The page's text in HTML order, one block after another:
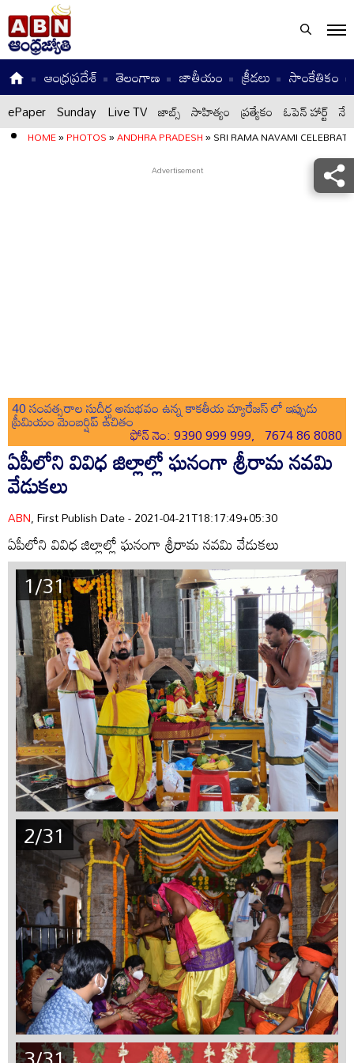
ఆంధ్రప్రదేశ్ తెలంగాణ జాతీయం క్రీడలు సాంకేతికం
ePaper Sunday Live TV జాబ్స్ సాహిత్యం ప్రత్యేకం ఓపెన్ హార్ట్
HOME»PHOTOS»ANDHRA PRADESH»SRI RAMA NAVAMI
40 సంవత్సరాల సుదీర్ఘ అనుభవం ఉన్న కాకతీయ మ్యారేజస్ లో ఇప్పుడు
ప్రీమియం మెంబర్షిప్ ఉచితం
ఫోన్ నెం: 9390 999 999, 7674 86 8080
ఏపీలోని వివిధ జిల్లాల్లో ఘనంగా శ్రీరామ నవమి
వేడుకలు
ABN, First Publish Date - 2021-04-21T18:17:49+05:30
ఏపీలోని వివిధ జిల్లాల్లో ఘనంగా శ్రీరామ నవమి వేడుకలు
1/31
2/31